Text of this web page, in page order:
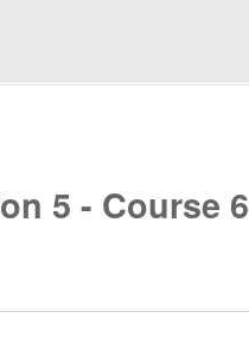
5 - Course 6